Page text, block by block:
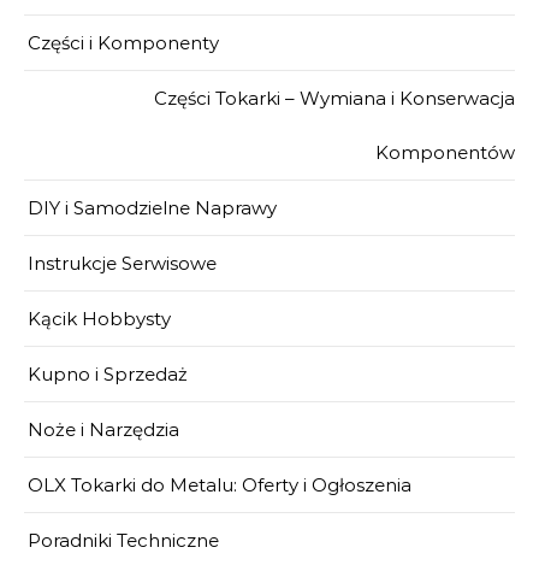
Części i Komponenty
Części Tokarki – Wymiana i Konserwacja
Komponentów
DIY i Samodzielne Naprawy
Instrukcje Serwisowe
Kącik Hobbysty
Kupno i Sprzedaż
Noże i Narzędzia
OLX Tokarki do Metalu: Oferty i Ogłoszenia
Poradniki Techniczne